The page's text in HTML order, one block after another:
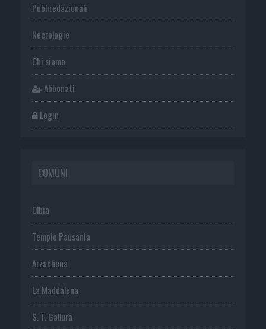
Publiredazionali
Necrologie
Chi siamo
Abbonati
Login
COMUNI
Olbia
Tempio Pausania
Arzachena
La Maddalena
S. T. Gallura